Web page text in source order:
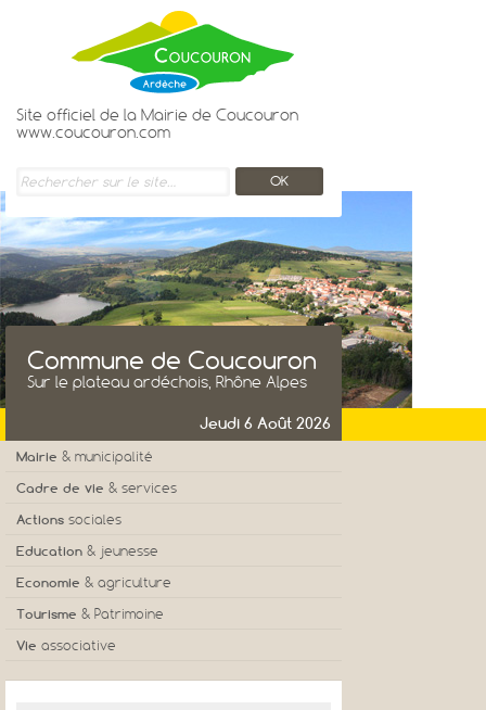
Commune de Coucouron
Sur le plateau ardéchois, Rhône Alpes
Jeudi 6 Août 2026
Mairie & municipalité
Cadre de vie & services
Actions sociales
Education & jeunesse
Economie & agriculture
Tourisme & Patrimoine
Vie associative
Site officiel de la Mairie de Coucouron
www.coucouron.com